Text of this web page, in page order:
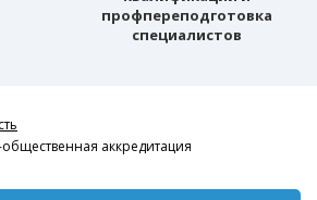
профпереподготовка
специалистов
аккредитация